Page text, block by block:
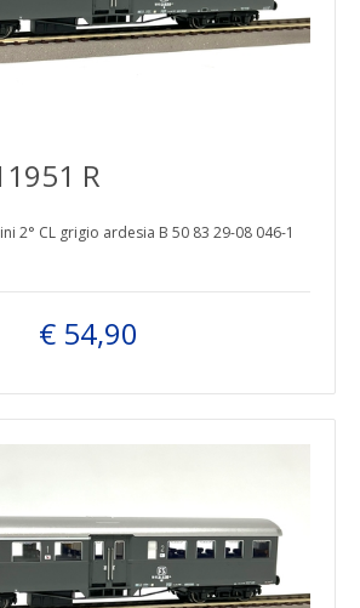
R
2° CL grigio ardesia B 50 83 29-08 046-1
€ 54,90